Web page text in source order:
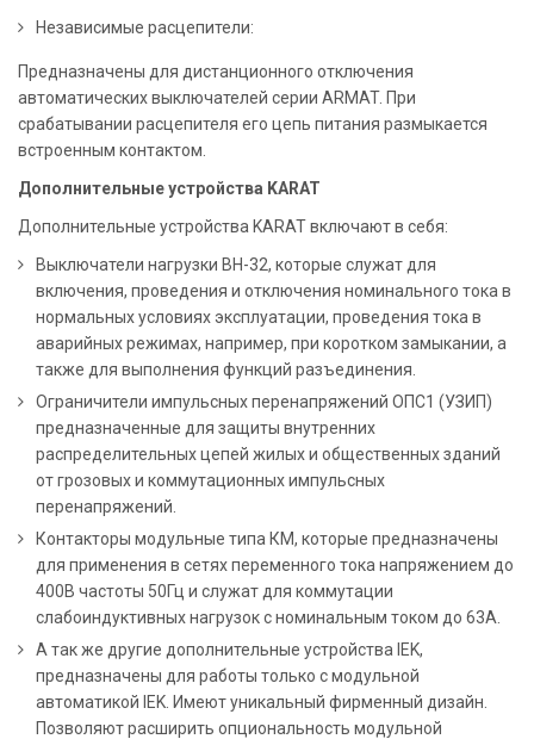
Независимые расцепители:
Предназначены для дистанционного отключения
автоматических выключателей серии ARMAT. При
срабатывании расцепителя его цепь питания размыкается
встроенным контактом.
Дополнительные устройства KARAT
Дополнительные устройства KARAT включают в себя:
Выключатели нагрузки ВН-32, которые служат для
включения, проведения и отключения номинального тока в
нормальных условиях эксплуатации, проведения тока в
аварийных режимах, например, при коротком замыкании, а
также для выполнения функций разъединения.
Ограничители импульсных перенапряжений ОПС1 (УЗИП)
предназначенные для защиты внутренних
распределительных цепей жилых и общественных зданий
от грозовых и коммутационных импульсных
перенапряжений.
Контакторы модульные типа КМ, которые предназначены
для применения в сетях переменного тока напряжением до
400В частоты 50Гц и служат для коммутации
слабоиндуктивных нагрузок с номинальным током до 63А.
А так же другие дополнительные устройства IEK,
предназначены для работы только с модульной
автоматикой IEK. Имеют уникальный фирменный дизайн.
Позволяют расширить опциональность модульной